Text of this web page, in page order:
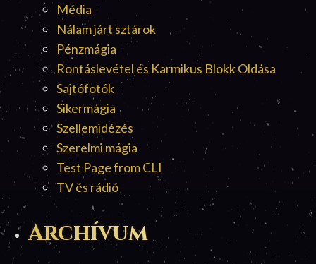
Média
Nálam járt sztárok
Pénzmágia
Rontáslevétel és Karmikus Blokk Oldása
Sajtófotók
Sikermágia
Szellemidézés
Szerelmi mágia
Test Page from CLI
TV és rádió
Archívum